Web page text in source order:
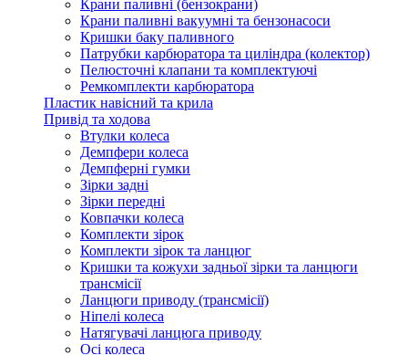
Крани паливні (бензокрани)
Крани паливні вакуумні та бензонасоси
Кришки баку паливного
Патрубки карбюратора та циліндра (колектор)
Пелюсточні клапани та комплектуючі
Ремкомплекти карбюратора
Пластик навісний та крила
Привід та ходова
Втулки колеса
Демпфери колеса
Демпферні гумки
Зірки задні
Зірки передні
Ковпачки колеса
Комплекти зірок
Комплекти зірок та ланцюг
Кришки та кожухи задньої зірки та ланцюги
трансмісії
Ланцюги приводу (трансмісії)
Ніпелі колеса
Натягувачі ланцюга приводу
Осі колеса